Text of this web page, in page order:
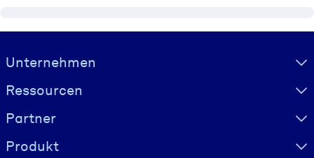
Visually hidden Text
Unternehmen
Ressourcen
Partner
Produkt